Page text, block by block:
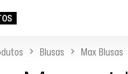
Blusas Max Blusas